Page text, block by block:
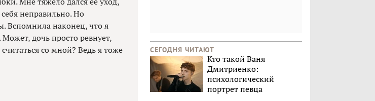
неправильно. Но
Вспомнила наконец, что я
дочь просто ревнует,
со мной? Ведь я тоже
СЕГОДНЯ ЧИТАЮТ
Кто такой Ваня
Дмитриенко:
психологический
портрет певца